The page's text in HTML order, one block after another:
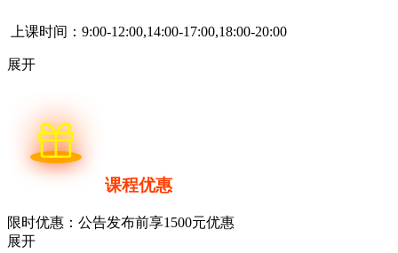
上课时间：9:00-12:00,14:00-17:00,18:00-20:00
展开
课程优惠
限时优惠：公告发布前享1500元优惠
展开